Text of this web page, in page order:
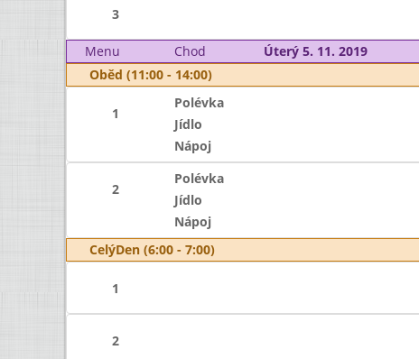
3
Menu Chod Úterý 5. 11. 2019
Oběd (11:00 - 14:00)
1
Polévka
Jídlo
Nápoj
2
Polévka
Jídlo
Nápoj
CelýDen (6:00 - 7:00)
1
2